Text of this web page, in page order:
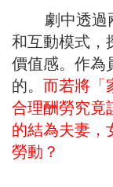
劇中透過兩
和互動模式，
價值感。作為
的。 而若將「
合理酬勞究竟
的結為夫妻，
勞動？